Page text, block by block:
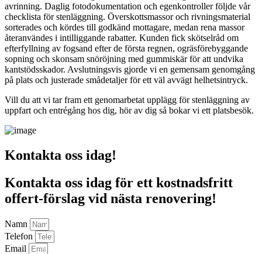
avrinning. Daglig fotodokumentation och egenkontroller följde vår
checklista för stenläggning. Överskottsmassor och rivningsmaterial
sorterades och kördes till godkänd mottagare, medan rena massor
återanvändes i intilliggande rabatter. Kunden fick skötselråd om
efterfyllning av fogsand efter de första regnen, ogräsförebyggande
sopning och skonsam snöröjning med gummiskär för att undvika
kantstödsskador. Avslutningsvis gjorde vi en gemensam genomgång
på plats och justerade smådetaljer för ett väl avvägt helhetsintryck.
Vill du att vi tar fram ett genomarbetat upplägg för stenläggning av
uppfart och entrégång hos dig, hör av dig så bokar vi ett platsbesök.
Kontakta oss idag!
Kontakta oss idag för ett kostnadsfritt
offert-förslag vid nästa renovering!
Namn
Telefon
Email